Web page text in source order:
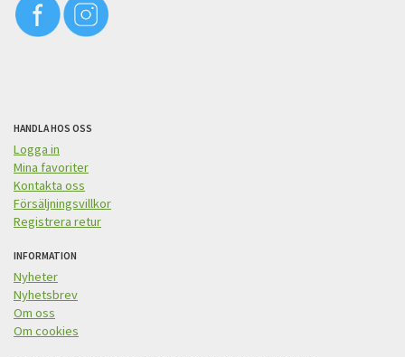
HANDLA HOS OSS
Logga in
Mina favoriter
Kontakta oss
Försäljningsvillkor
Registrera retur
INFORMATION
Nyheter
Nyhetsbrev
Om oss
Om cookies